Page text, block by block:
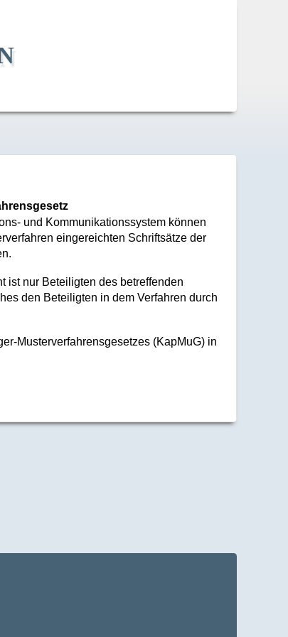
und Kommunikationssystem können
eingereichten Schriftsätze der
ist nur Beteiligten des betreffenden
den Beteiligten in dem Verfahren durch
Musterverfahrensgesetzes (KapMuG) in